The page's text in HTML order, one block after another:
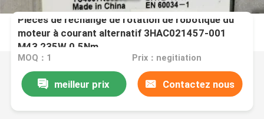
Pièces de rechange de rotation de robotique du
moteur à courant alternatif 3HAC021457-001
M43 235W 0.5Nm
MOQ：1 Prix：negitiation
meilleur prix Contactez nous